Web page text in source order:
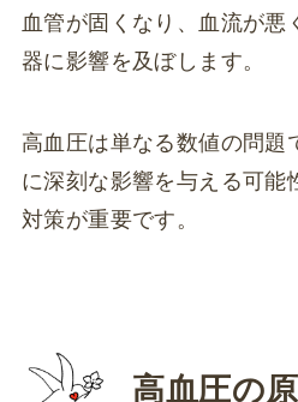
血管が固くなり、血流が悪
器に影響を及ぼします。
高血圧は単なる数値の問題
に深刻な影響を与える可能
対策が重要です。
高血圧の